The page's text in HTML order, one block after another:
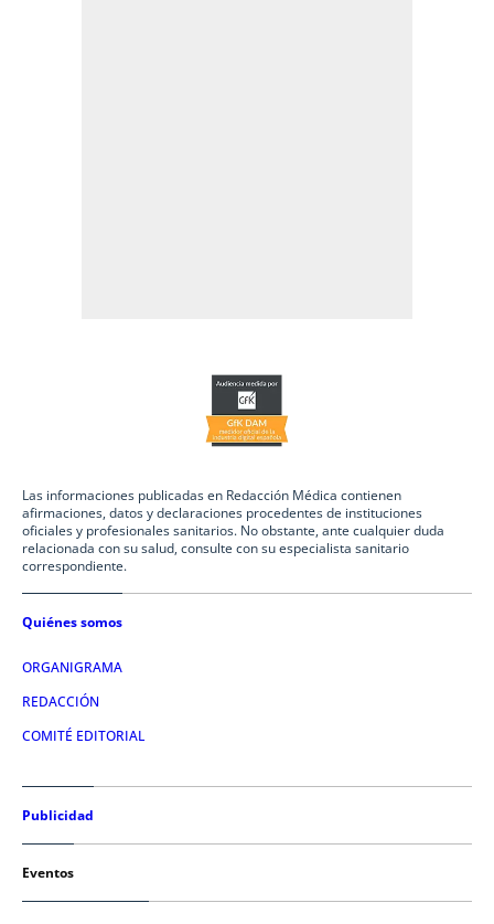
Las informaciones publicadas en Redacción Médica contienen
afirmaciones, datos y declaraciones procedentes de instituciones
oficiales y profesionales sanitarios. No obstante, ante cualquier duda
relacionada con su salud, consulte con su especialista sanitario
correspondiente.
Quiénes somos
ORGANIGRAMA
REDACCIÓN
COMITÉ EDITORIAL
Publicidad
Eventos